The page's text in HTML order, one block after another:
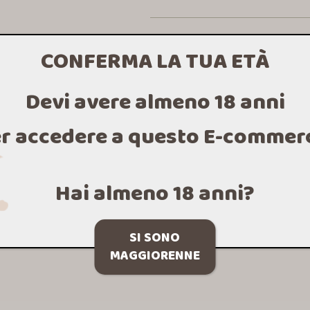
CONFERMA LA TUA ETÀ
Devi avere almeno 18 anni
accedere a questo E-
Hai almeno 18 anni?
SI SONO
MAGGIORENNE